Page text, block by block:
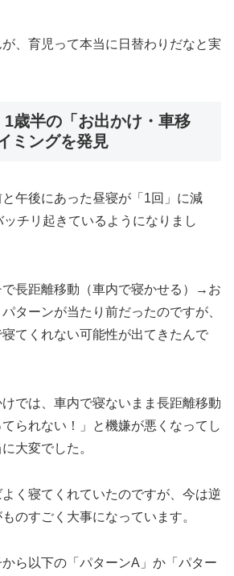
、育児って本当に日替わりだなと実
歳半の「お出かけ・車移
ミングを発見
午後にあった昼寝が「1回」に減
チリ起きているようになりまし
で長距離移動（車内で寝かせる）→お
ターンが当たり前だったのですが、
てくれない可能性が出てきたんで
では、車内で寝ないまま長距離移動
られない！」と機嫌が悪くなってし
大変でした。
く寝てくれていたのですが、今は逆
のすごく大事になっています。
ら以下の「パターンA」か「パター